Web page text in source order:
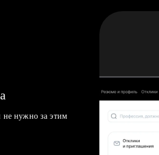
не нужно за этим